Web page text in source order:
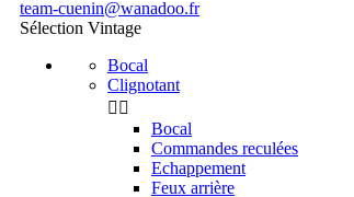
team-cuenin@wanadoo.fr
Sélection Vintage
Bocal
Clignotant
 
Bocal
Commandes reculées
Echappement
Feux arrière